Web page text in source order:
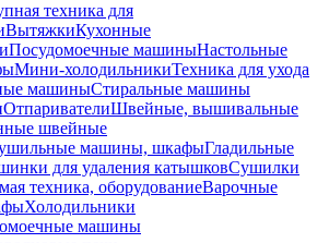
техника для
ВытяжкиКухонные
Посудомоечные машиныНастольные
Мини-холодильникиТехника для ухода
машиныСтиральные машины
ОтпаривателиШвейные, вышивальные
швейные
машины, шкафыГладильные
для удаления катышковСушилки
техника, оборудованиеВарочные
Холодильники
машины